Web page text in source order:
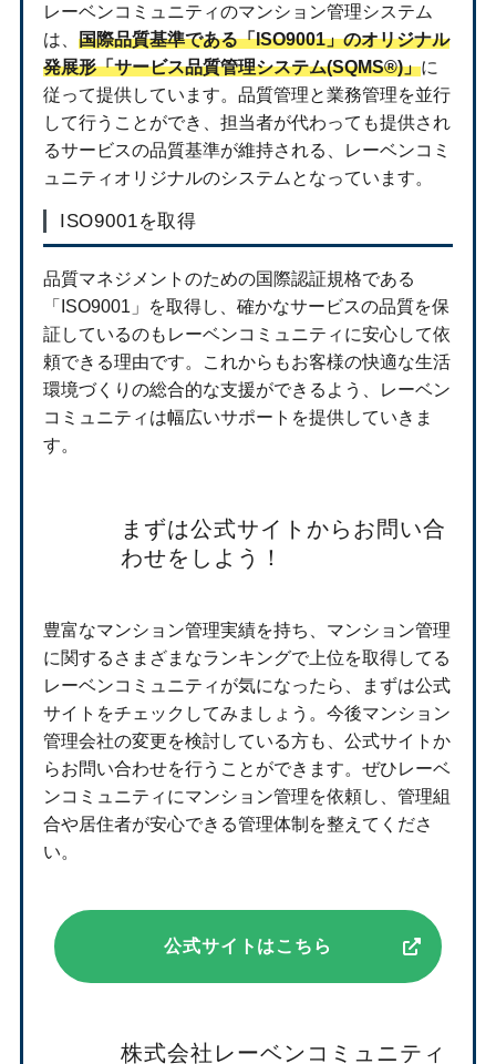
レーベンコミュニティのマンション管理システム
は、 国際品質基準である「ISO9001」のオリジナル
発展形「サービス品質管理システム(SQMS®)」に
従って提供しています。品質管理と業務管理を並行
して行うことができ、担当者が代わっても提供され
るサービスの品質基準が維持される、レーベンコミ
ュニティオリジナルのシステムとなっています。
ISO9001を取得
品質マネジメントのための国際認証規格である
「ISO9001」を取得し、確かなサービスの品質を保
証しているのもレーベンコミュニティに安心して依
頼できる理由です。これからもお客様の快適な生活
環境づくりの総合的な支援ができるよう、レーベン
コミュニティは幅広いサポートを提供していきま
す。
まずは公式サイトからお問い合
わせをしよう！
豊富なマンション管理実績を持ち、マンション管理
に関するさまざまなランキングで上位を取得してる
レーベンコミュニティが気になったら、まずは公式
サイトをチェックしてみましょう。今後マンション
管理会社の変更を検討している方も、公式サイトか
らお問い合わせを行うことができます。ぜひレーベ
ンコミュニティにマンション管理を依頼し、管理組
合や居住者が安心できる管理体制を整えてくださ
い。
公式サイトはこちら
株式会社レーベンコミュニティ